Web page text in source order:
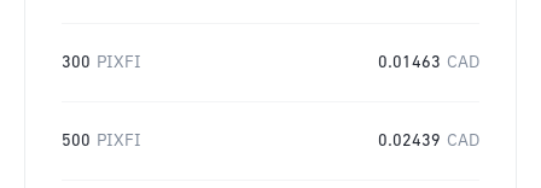
300 PIXFI 0.01463 CAD
500 PIXFI 0.02439 CAD